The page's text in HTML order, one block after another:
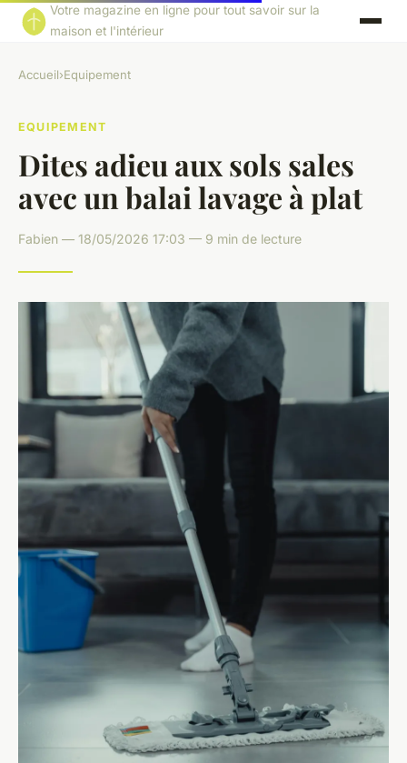
Votre magazine en ligne pour tout savoir sur la
maison et l'intérieur
Accueil›Equipement
EQUIPEMENT
Dites adieu aux sols sales
avec un balai lavage à plat
Fabien — 18/05/2026 17:03 — 9 min de lecture